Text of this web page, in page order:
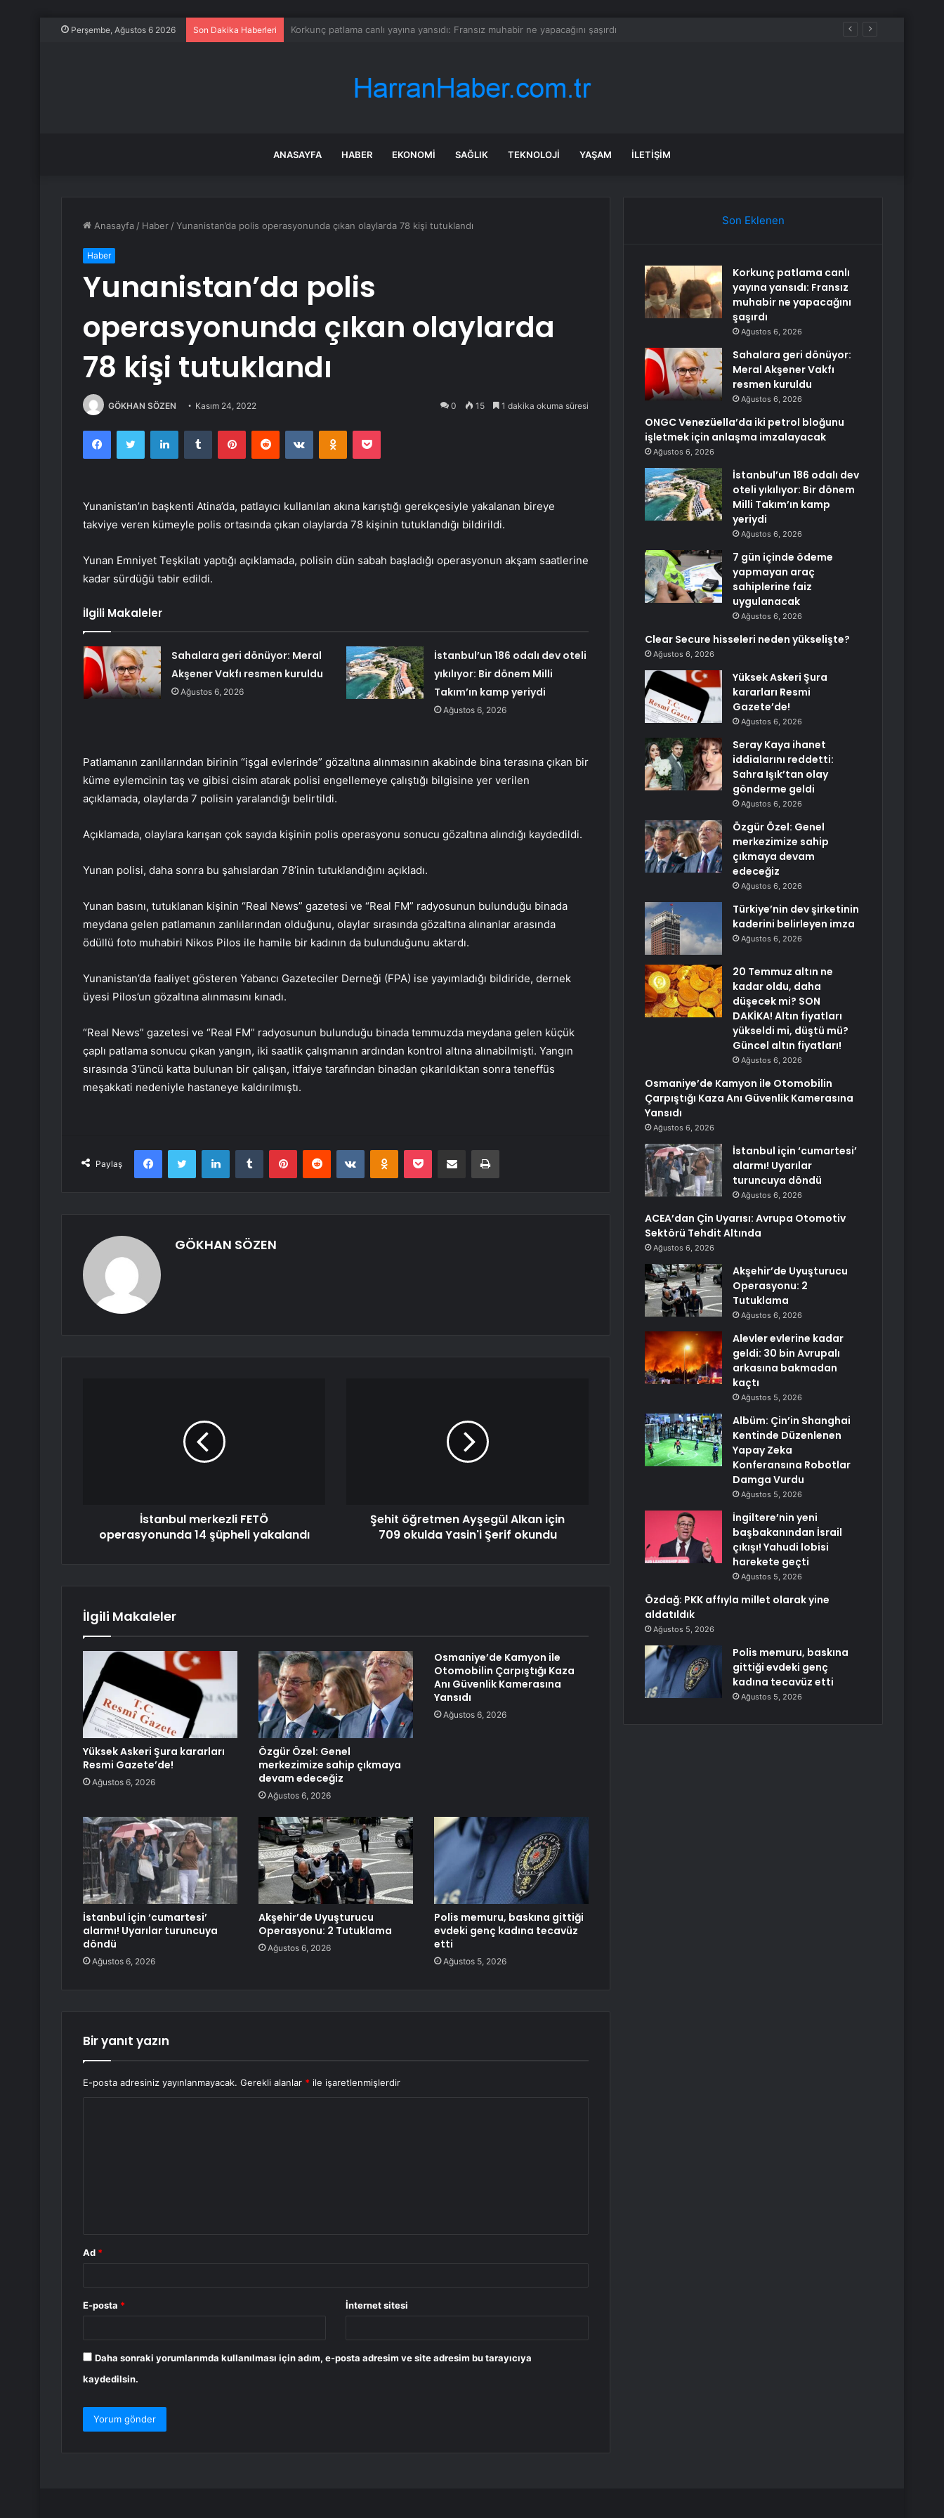
Perşembe, Ağustos 6 2026 Son Dakika Haberleri Sahalara geri dönüyor: Meral Akşener Vakfı resmen kuruldu
ANASAYFA HABER EKONOMI SAĞLIK TEKNOLOJI YAŞAM İLETIŞIM
Anasayfa / Haber /Yunanistan’da polis operasyonunda çıkan olaylarda 78 kişi tutuklandı
Haber
Yunanistan’da polis
operasyonunda çıkan olaylarda
78 kişi tutuklandı
GÖKHAN SÖZEN Kasım 24, 2022 0 15 1 dakika okuma süresi
FacebookTwitter LinkedInTumblr PinterestReddit VKontakteOdnoklassniki
Pocket
Yunanistan’ın başkenti Atina’da, patlayıcı kullanılan akına karıştığı gerekçesiyle yakalanan bireye
takviye veren kümeyle polis ortasında çıkan olaylarda 78 kişinin tutuklandığı bildirildi.
Yunan Emniyet Teşkilatı yaptığı açıklamada, polisin dün sabah başladığı operasyonun akşam saatlerine
kadar sürdüğü tabir edildi.
İlgili Makaleler
Sahalara geri dönüyor: Meral
Akşener Vakfı resmen kuruldu
Ağustos 6, 2026
İstanbul’un 186 odalı dev oteli
yıkılıyor: Bir dönem Milli
Takım’ın kamp yeriydi
Ağustos 6, 2026
Patlamanın zanlılarından birinin “işgal evlerinde” gözaltına alınmasının akabinde bina terasına çıkan bir
küme eylemcinin taş ve gibisi cisim atarak polisi engellemeye çalıştığı bilgisine yer verilen
açıklamada, olaylarda 7 polisin yaralandığı belirtildi.
Açıklamada, olaylara karışan çok sayıda kişinin polis operasyonu sonucu gözaltına alındığı kaydedildi.
Yunan polisi, daha sonra bu şahıslardan 78’inin tutuklandığını açıkladı.
Yunan basını, tutuklanan kişinin “Real News” gazetesi ve “Real FM” radyosunun bulunduğu binada
meydana gelen patlamanın zanlılarından olduğunu, olaylar sırasında gözaltına alınanlar arasında
ödüllü foto muhabiri Nikos Pilos ile hamile bir kadının da bulunduğunu aktardı.
Yunanistan’da faaliyet gösteren Yabancı Gazeteciler Derneği (FPA) ise yayımladığı bildiride, dernek
üyesi Pilos’un gözaltına alınmasını kınadı.
“Real News” gazetesi ve “Real FM” radyosunun bulunduğu binada temmuzda meydana gelen küçük
çaplı patlama sonucu çıkan yangın, iki saatlik çalışmanın ardından kontrol altına alınabilmişti. Yangın
sırasında 3’üncü katta bulunan bir çalışan, itfaiye tarafından binadan çıkarıldıktan sonra teneffüs
meşakkati nedeniyle hastaneye kaldırılmıştı.
Paylaş
FacebookTwitter LinkedInTumblr PinterestReddit VKontakteOdnoklassniki
Pocket E-Posta ile paylaş Yazdır
GÖKHAN SÖZEN
İstanbul merkezli FETÖ
operasyonunda 14 şüpheli yakalandı
Şehit öğretmen Ayşegül Alkan için
709 okulda Yasin'i Şerif okundu
İlgili Makaleler
Yüksek Askeri Şura kararları
Resmi Gazete’de!
Ağustos 6, 2026
Özgür Özel: Genel
merkezimize sahip çıkmaya
devam edeceğiz
Ağustos 6, 2026
Osmaniye’de Kamyon ile
Otomobilin Çarpıştığı Kaza
Anı Güvenlik Kamerasına
Yansıdı
Ağustos 6, 2026
İstanbul için ‘cumartesi’
alarmı! Uyarılar turuncuya
döndü
Ağustos 6, 2026
Akşehir’de Uyuşturucu
Operasyonu: 2 Tutuklama
Ağustos 6, 2026
Polis memuru, baskına gittiği
evdeki genç kadına tecavüz
etti
Ağustos 5, 2026
Bir yanıt yazın
E-posta adresiniz yayınlanmayacak. Gerekli alanlar * ile işaretlenmişlerdir
Ad *
E-posta * İnternet sitesi
Daha sonraki yorumlarımda kullanılması için adım, e-posta adresim ve site adresim bu tarayıcıya
kaydedilsin.
Son Eklenen
Korkunç patlama canlı
yayına yansıdı: Fransız
muhabir ne yapacağını
şaşırdı
Ağustos 6, 2026
Sahalara geri dönüyor:
Meral Akşener Vakfı
resmen kuruldu
Ağustos 6, 2026
ONGC Venezüella’da iki petrol bloğunu
işletmek için anlaşma imzalayacak
Ağustos 6, 2026
İstanbul’un 186 odalı dev
oteli yıkılıyor: Bir dönem
Milli Takım’ın kamp
yeriydi
Ağustos 6, 2026
7 gün içinde ödeme
yapmayan araç
sahiplerine faiz
uygulanacak
Ağustos 6, 2026
Clear Secure hisseleri neden yükselişte?
Ağustos 6, 2026
Yüksek Askeri Şura
kararları Resmi
Gazete’de!
Ağustos 6, 2026
Seray Kaya ihanet
iddialarını reddetti:
Sahra Işık’tan olay
gönderme geldi
Ağustos 6, 2026
Özgür Özel: Genel
merkezimize sahip
çıkmaya devam
edeceğiz
Ağustos 6, 2026
Türkiye’nin dev şirketinin
kaderini belirleyen imza
Ağustos 6, 2026
20 Temmuz altın ne
kadar oldu, daha
düşecek mi? SON
DAKİKA! Altın fiyatları
yükseldi mi, düştü mü?
Güncel altın fiyatları!
Ağustos 6, 2026
Osmaniye’de Kamyon ile Otomobilin
Çarpıştığı Kaza Anı Güvenlik Kamerasına
Yansıdı
Ağustos 6, 2026
İstanbul için ‘cumartesi’
alarmı! Uyarılar
turuncuya döndü
Ağustos 6, 2026
ACEA’dan Çin Uyarısı: Avrupa Otomotiv
Sektörü Tehdit Altında
Ağustos 6, 2026
Akşehir’de Uyuşturucu
Operasyonu: 2
Tutuklama
Ağustos 6, 2026
Alevler evlerine kadar
geldi: 30 bin Avrupalı
arkasına bakmadan
kaçtı
Ağustos 5, 2026
Albüm: Çin’in Shanghai
Kentinde Düzenlenen
Yapay Zeka
Konferansına Robotlar
Damga Vurdu
Ağustos 5, 2026
İngiltere’nin yeni
başbakanından İsrail
çıkışı! Yahudi lobisi
harekete geçti
Ağustos 5, 2026
Özdağ: PKK affıyla millet olarak yine
aldatıldık
Ağustos 5, 2026
Polis memuru, baskına
gittiği evdeki genç
kadına tecavüz etti
Ağustos 5, 2026